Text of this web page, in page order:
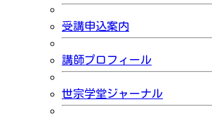
受講申込案内
講師プロフィール
世宗学堂ジャーナル